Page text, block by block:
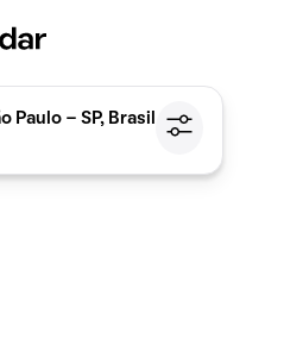
Paulo - SP, Brasil